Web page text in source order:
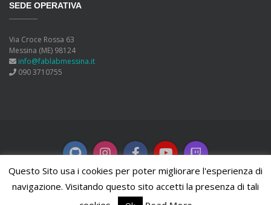
SEDE OPERATIVA
Via Croce Rossa 63
Messina (ME) 98124
info@fablabmessina.it
090 3710755
2026 FabLab Messina. Powered by
Questo Sito usa i cookies per poter migliorare l'esperienza di
navigazione. Visitando questo sito accetti la presenza di tali